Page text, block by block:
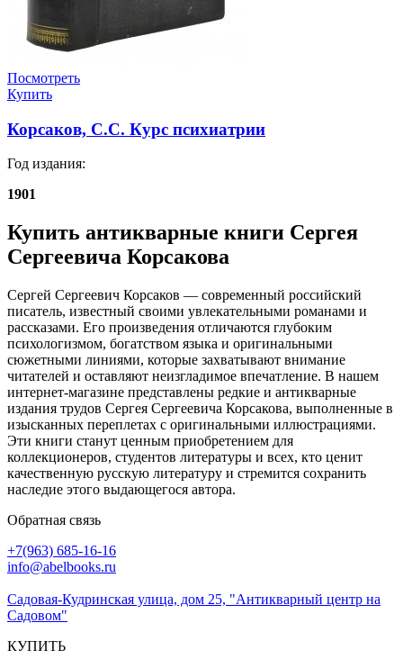
Посмотреть
Купить
Корсаков, С.С. Курс психиатрии
Год издания:
1901
Купить антикварные книги Сергея
Сергеевича Корсакова
Сергей Сергеевич Корсаков — современный российский
писатель, известный своими увлекательными романами и
рассказами. Его произведения отличаются глубоким
психологизмом, богатством языка и оригинальными
сюжетными линиями, которые захватывают внимание
читателей и оставляют неизгладимое впечатление. В нашем
интернет-магазине представлены редкие и антикварные
издания трудов Сергея Сергеевича Корсакова, выполненные в
изысканных переплетах с оригинальными иллюстрациями.
Эти книги станут ценным приобретением для
коллекционеров, студентов литературы и всех, кто ценит
качественную русскую литературу и стремится сохранить
наследие этого выдающегося автора.
Обратная связь
+7(963) 685-16-16
info@abelbooks.ru
Садовая-Кудринская улица, дом 25, "Антикварный центр на
Садовом"
КУПИТЬ